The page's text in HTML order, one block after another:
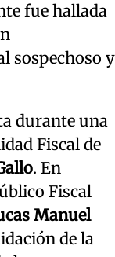
fue hallada
sospechoso y
durante una
Fiscal de
. En
Fiscal
Manuel
de la